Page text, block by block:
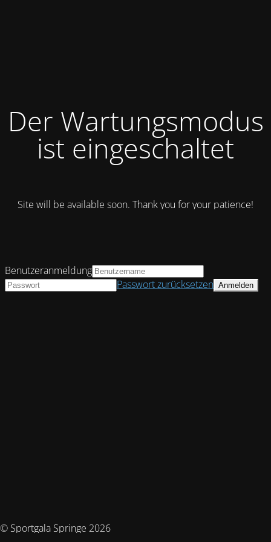
Der Wartungsmodus
ist eingeschaltet
Site will be available soon. Thank you for your patience!
© Sportgala Springe 2026
Benutzeranmeldung
Passwort zurücksetzen